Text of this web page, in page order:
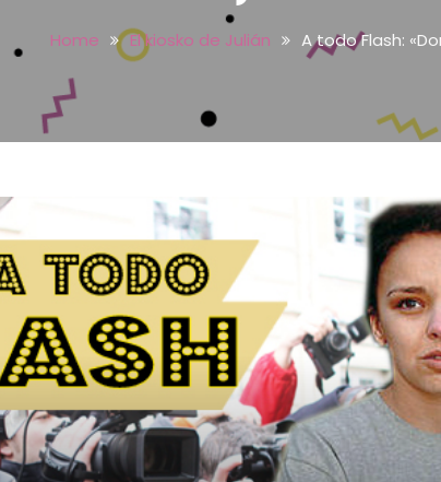
Home El kiosko de Julián A todo Flash: